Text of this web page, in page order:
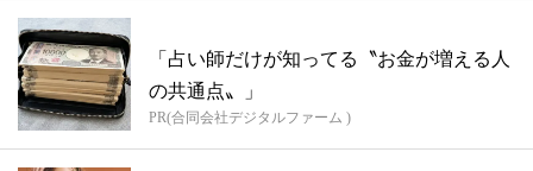
「占い師だけが知ってる〝お金が増える人
の共通点〟」
PR(合同会社デジタルファーム )